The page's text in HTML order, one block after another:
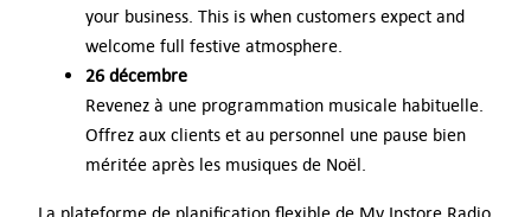
your business. This is when customers expect and
welcome full festive atmosphere.
26 décembre
Revenez à une programmation musicale habituelle.
Offrez aux clients et au personnel une pause bien
méritée après les musiques de Noël.